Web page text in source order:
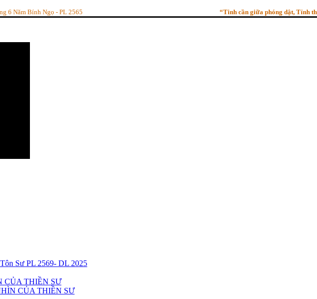
6 Năm Bính Ngọ - PL 2565 “Tinh cần giữa phóng dật, Tỉnh thức
Sư PL 2569- DL 2025
CỦA THIỀN SƯ